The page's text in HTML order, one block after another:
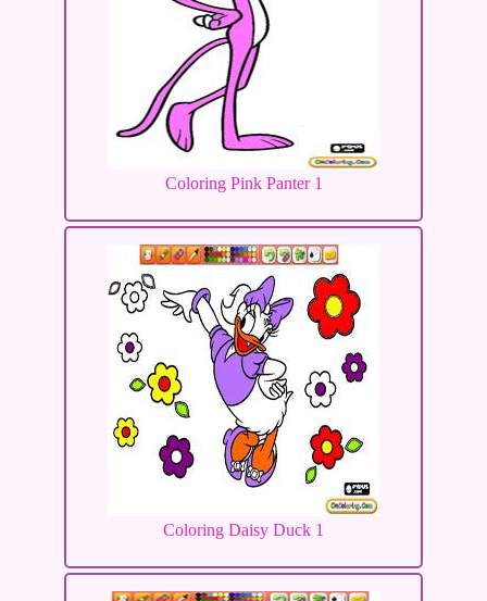
Coloring Pink Panter 1
Coloring Daisy Duck 1